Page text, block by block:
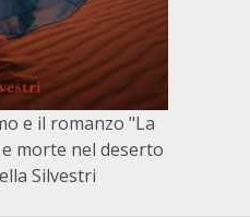
e il romanzo "La
morte nel deserto
Silvestri